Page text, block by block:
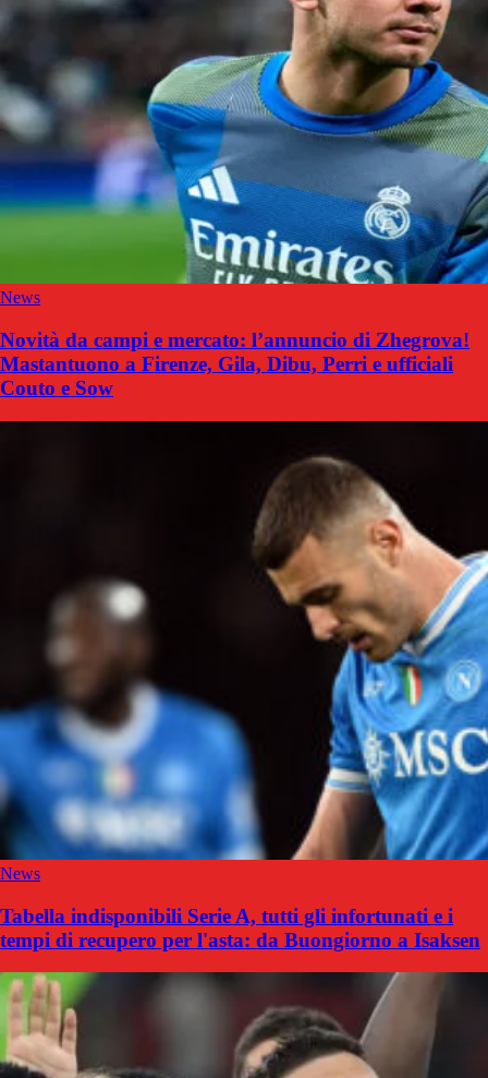
News
Novità da campi e mercato: l’annuncio di Zhegrova!
Mastantuono a Firenze, Gila, Dibu, Perri e ufficiali
Couto e Sow
News
Tabella indisponibili Serie A, tutti gli infortunati e i
tempi di recupero per l'asta: da Buongiorno a Isaksen